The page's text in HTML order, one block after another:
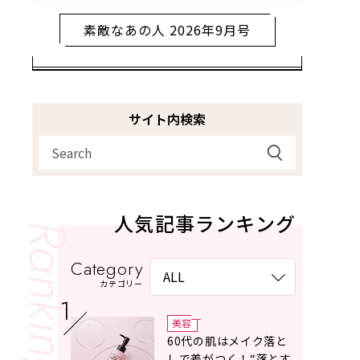
素敵なあの人 2026年9月号
サイト内検索
人気記事ランキング
Category
カテゴリー
美容
60代の肌はメイク落と